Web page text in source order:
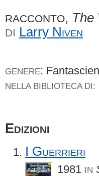
RACCONTO, The
DI Larry Niven
GENERE:
NELLA BIBLIOTECA DI:
Edizioni
I Guerrieri
1981 IN